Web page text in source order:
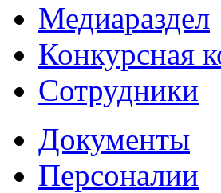
Медиараздел
Конкурсная
Сотрудники
Документы
Персоналии